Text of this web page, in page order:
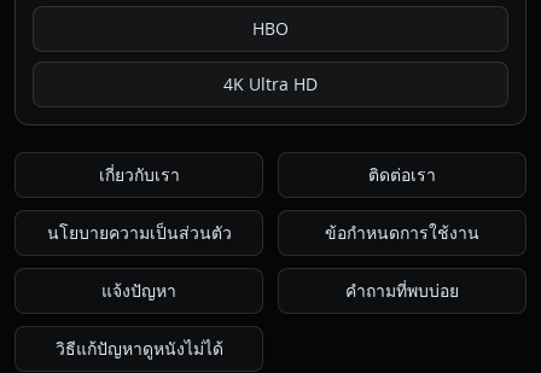
HBO
4K Ultra HD
เกี่ยวกับเรา ติดต่อเรา
นโยบายความเป็นส่วนตัว ข้อกำหนดการใช้งาน
แจ้งปัญหา คำถามที่พบบ่อย
วิธีแก้ปัญหาดูหนังไม่ได้